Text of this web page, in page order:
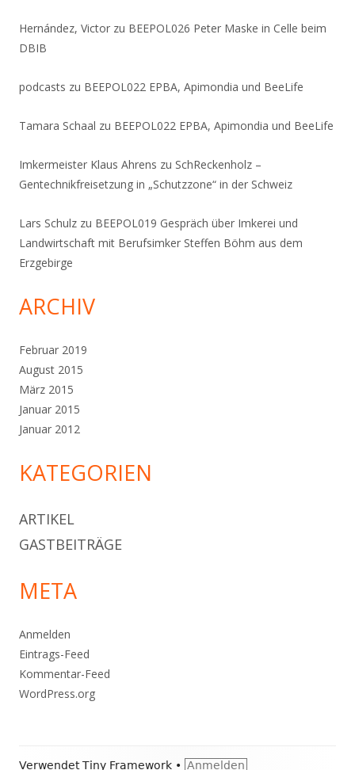
Hernández, Victor zu BEEPOL026 Peter Maske in Celle beim
DBIB
podcasts zu BEEPOL022 EPBA, Apimondia und BeeLife
Tamara Schaal zu BEEPOL022 EPBA, Apimondia und BeeLife
Imkermeister Klaus Ahrens zu SchReckenholz –
Gentechnikfreisetzung in „Schutzzone“ in der Schweiz
Lars Schulz zu BEEPOL019 Gespräch über Imkerei und
Landwirtschaft mit Berufsimker Steffen Böhm aus dem
Erzgebirge
ARCHIV
Februar 2019
August 2015
März 2015
Januar 2015
Januar 2012
KATEGORIEN
ARTIKEL
GASTBEITRÄGE
META
Anmelden
Eintrags-Feed
Kommentar-Feed
WordPress.org
Footer
VerwendetTiny Framework • Anmelden